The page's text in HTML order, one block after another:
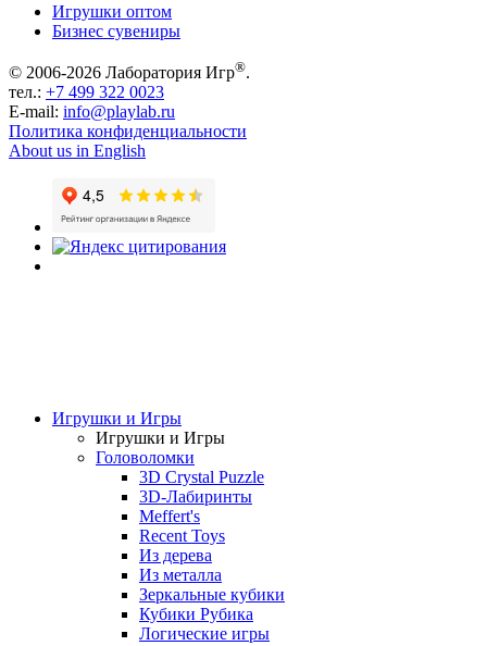
Игрушки оптом
Бизнес сувениры
© 2006-2026 Лаборатория Игр®.
тел.: +7 499 322 0023
E-mail: info@playlab.ru
Политика конфиденциальности
About us in English
Игрушки и Игры
Игрушки и Игры
Головоломки
3D Crystal Puzzle
3D-Лабиринты
Meffert's
Recent Toys
Из дерева
Из металла
Зеркальные кубики
Кубики Рубика
Логические игры